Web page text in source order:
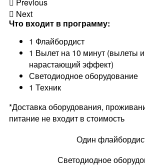
Next
Что входит в программу:
1 Флайбордист
1 Вылет на 10 минут (вылеты
нарастающий эффект)
Светодиодное оборудование
1 Техник
*Доставка оборудования,
питание не входит в стоимость
Один
Светодиодное